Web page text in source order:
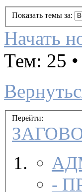
Показать темы за:
Начать
Тем: 25
Перейти:
-